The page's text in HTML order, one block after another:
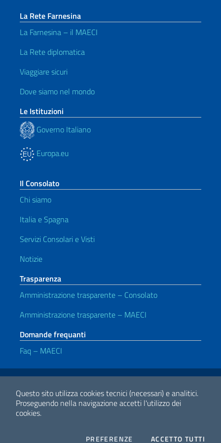
Questo sito utilizza cookies tecnici (necessari) e analitici.
Proseguendo nella navigazione accetti l'utilizzo dei
cookies.
PREFERENZE COOKIESACCETTO TUTTI
La Rete Farnesina
La Farnesina – il MAECI
La Rete diplomatica
Viaggiare sicuri
Dove siamo nel mondo
Le Istituzioni
Governo Italiano
Europa.eu
Il Consolato
Chi siamo
Italia e Spagna
Servizi Consolari e Visti
Notizie
Trasparenza
Amministrazione trasparente – Consolato
Amministrazione trasparente – MAECI
Domande frequanti
Faq – MAECI
Link Utili